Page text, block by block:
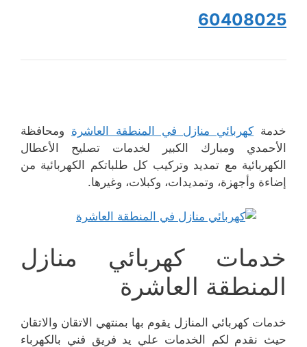
60408025
خدمة كهربائي منازل في المنطقة العاشرة ومحافظة
الأحمدي ومبارك الكبير لخدمات تصليح الأعطال
الكهربائية مع تمديد وتركيب كل طلباتكم الكهربائية من
إضاءة وأجهزة، وتمديدات، وكبلات، وغيرها.
خدمات كهربائي منازل
المنطقة العاشرة
خدمات كهربائي المنازل يقوم بها بمنتهي الاتقان والاتقان
حيث نقدم لكم الخدمات علي يد فريق فني بالكهرباء